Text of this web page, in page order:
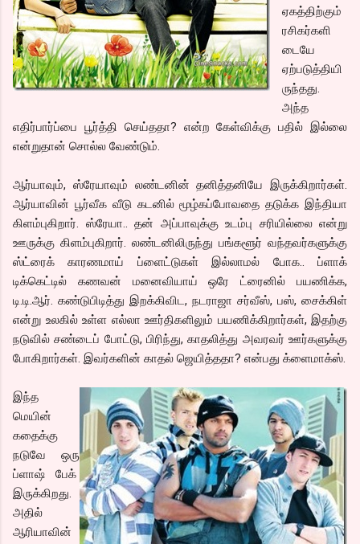
ஏகத்திற்கும்
ரசிகர்களி
டையே
ஏற்படுத்தியி
ருந்தது.
அந்த
எதிர்பார்ப்பை பூர்த்தி செய்ததா? என்ற கேள்விக்கு பதில் இல்லை
என்றுதான் சொல்ல வேண்டும்.
ஆர்யாவும், ஸ்ரேயாவும் லண்டனின் தனித்தனியே இருக்கிறார்கள்.
ஆர்யாவின் பூர்வீக வீடு கடனில் மூழ்கப்போவதை தடுக்க இந்தியா
கிளம்புகிறார். ஸ்ரேயா.. தன் அப்பாவுக்கு உடம்பு சரியில்லை என்று
ஊருக்கு கிளம்புகிறார். லண்டனிலிருந்து பங்களூர் வந்தவர்களுக்கு
ஸ்ட்ரைக் காரணமாய் ப்ளைட்டுகள் இல்லாமல் போக.. ப்ளாக்
டிக்கெட்டில் கணவன் மனைவியாய் ஒரே ட்ரைனில் பயணிக்க,
டி.டி.ஆர். கண்டுபிடித்து இறக்கிவிட, நடராஜா சர்வீஸ், பஸ், சைக்கிள்
என்று உலகில் உள்ள எல்லா ஊர்திகளிலும் பயணிக்கிறார்கள், இதற்கு
நடுவில் சண்டைப் போட்டு, பிரிந்து, காதலித்து அவரவர் ஊர்களுக்கு
போகிறார்கள். இவர்களின் காதல் ஜெயித்ததா? என்பது க்ளைமாக்ஸ்.
இந்த
மெயின்
கதைக்கு
நடுவே ஒரு
ப்ளாஷ் பேக்
இருக்கிறது.
அதில்
ஆரியாவின்